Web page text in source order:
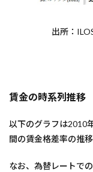
出所：
賃金の時系列推移
以下のグラフは2010
間の賃金格差率の推移
なお、為替レートで